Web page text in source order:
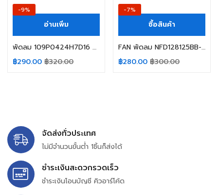
-9%
อ่านเพิ่ม
พัดลม 109P0424H7D16 #SAN ACE 40 / 0.08A 24V
฿290.00 ฿320.00
-7%
ซื้อสินค้า
FAN พัดลม NFD128125BB-2F Y.S.TECH 12VDC 5.40W 3สาย
฿280.00 ฿300.00
จัดส่งทั่วประเทศ
ไม่มีจำนวนขั้นต่ำ 1ชิ้นก็ส่งได้
ชำระเงินสะดวกรวดเร็ว
ชำระเงินโอนบัญชี คิวอาร์โค้ด